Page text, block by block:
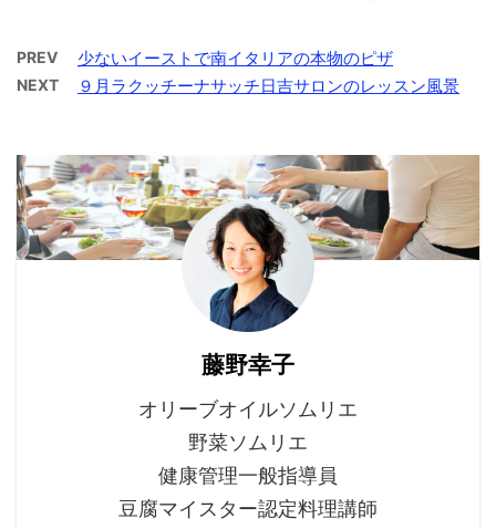
PREV 少ないイーストで南イタリアの本物のピザ
NEXT ９月ラクッチーナサッチ日吉サロンのレッスン風景
藤野幸子
オリーブオイルソムリエ
野菜ソムリエ
健康管理一般指導員
豆腐マイスター認定料理講師